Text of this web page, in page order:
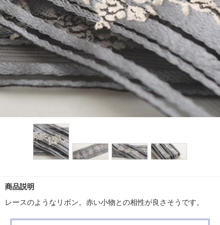
商品説明
レースのようなリボン。赤い小物との相性が良さそうです。